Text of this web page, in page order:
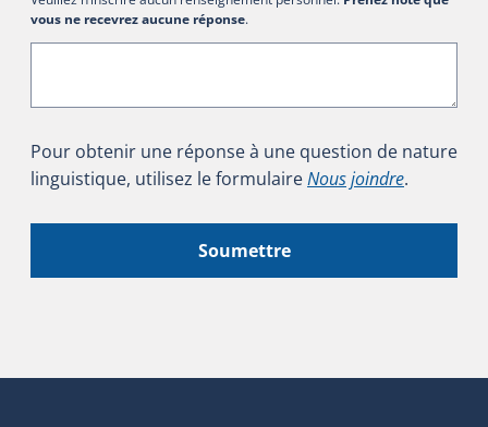
vous ne recevrez aucune réponse.
Pour obtenir une réponse à une question de nature
linguistique, utilisez le formulaireNous joindre.
Soumettre